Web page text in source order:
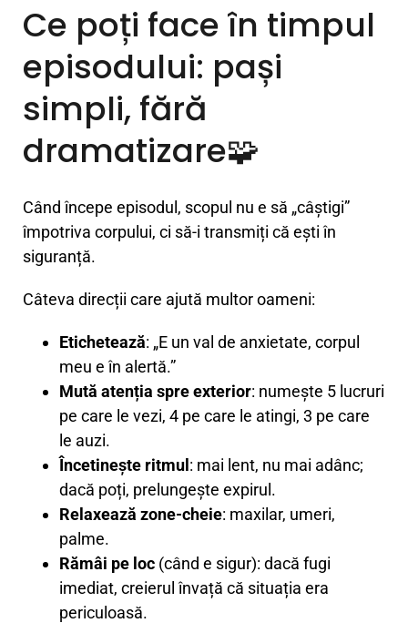
Ce poți face în timpul
episodului: pași
simpli, fără
dramatizare🧩
Când începe episodul, scopul nu e să „câștigi”
împotriva corpului, ci să-i transmiți că ești în
siguranță.
Câteva direcții care ajută multor oameni:
Etichetează: „E un val de anxietate, corpul
meu e în alertă.”
Mută atenția spre exterior: numește 5 lucruri
pe care le vezi, 4 pe care le atingi, 3 pe care
le auzi.
Încetinește ritmul : mai lent, nu mai adânc;
dacă poți, prelungește expirul.
Relaxează zone-cheie: maxilar, umeri,
palme.
Rămâi pe loc (când e sigur): dacă fugi
imediat, creierul învață că situația era
periculoasă.